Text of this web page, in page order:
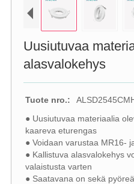
Uusiutuvaa
alasvalokehys
Tuote nro.:
● Uusiutuvaa materiaalia
kaareva eturengas
● Voidaan varustaa MR16-
● Kallistuva alasvalokehys
valaistusta varten
● Saatavana on sekä